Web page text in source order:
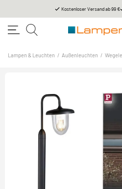
Kostenloser Versand ab 99 €
Lampen & Leuchten / Außenleuchten /